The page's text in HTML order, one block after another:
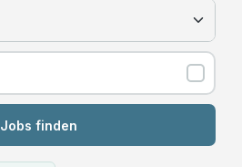
Jobs finden